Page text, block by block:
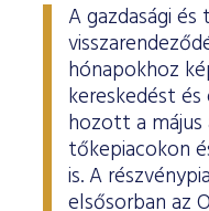
A gazdasági és
hónapokhoz
kereskedést
hozott a
tőkepiacokon
is. A
elsősorban az